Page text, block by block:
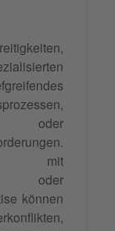
oder
mit
oder
können